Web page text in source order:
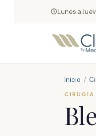
Lunes a
Inicio /
CIRUGÍA